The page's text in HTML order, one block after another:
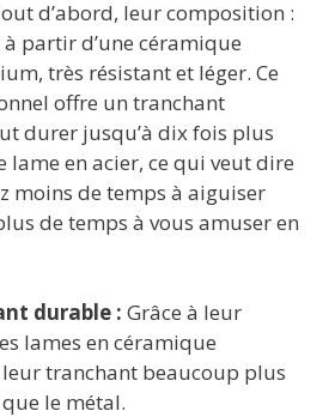
d’abord, leur composition :
partir d’une céramique
très résistant et léger. Ce
offre un tranchant
durer jusqu’à dix fois plus
lame en acier, ce qui veut dire
moins de temps à aiguiser
de temps à vous amuser en
durable : Grâce à leur
lames en céramique
leur tranchant beaucoup plus
le métal.